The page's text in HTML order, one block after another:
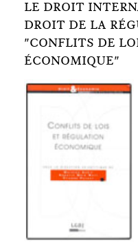
LE DROIT
DROIT DE LA
"CONFLITS DE
ÉCONOMIQUE"